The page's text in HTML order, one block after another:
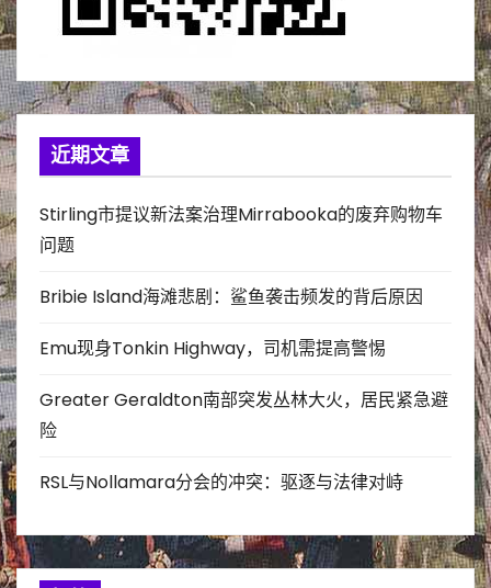
近期文章
Stirling市提议新法案治理Mirrabooka的废弃购物车
问题
Bribie Island海滩悲剧：鲨鱼袭击频发的背后原因
Emu现身Tonkin Highway，司机需提高警惕
Greater Geraldton南部突发丛林大火，居民紧急避
险
RSL与Nollamara分会的冲突：驱逐与法律对峙